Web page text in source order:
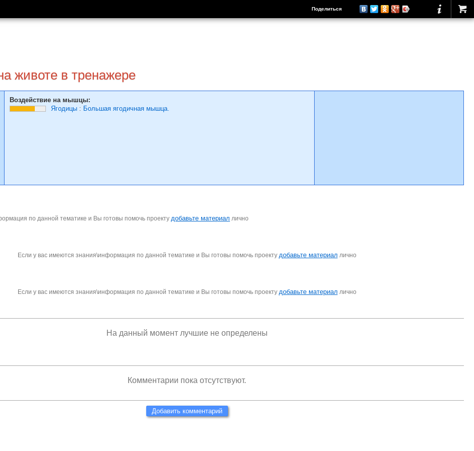
Поделиться
животе в тренажере
Воздействие на мышцы:
Ягодицы : Большая ягодичная мышца.
по данной тематике и Вы готовы помочь проекту добавьте материал лично
Если у вас имеются знания\информация по данной тематике и Вы готовы помочь проекту добавьте материал лично
Если у вас имеются знания\информация по данной тематике и Вы готовы помочь проекту добавьте материал лично
На данный момент лучшие не определены
Комментарии пока отсутствуют.
Добавить комментарий